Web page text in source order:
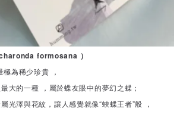
formosana ）
為稀少珍貴 ，
大的一種 ，屬於蝶友眼中的夢幻之蝶；
光澤與花紋，讓人感覺就像“蛺蝶王者”般 ，